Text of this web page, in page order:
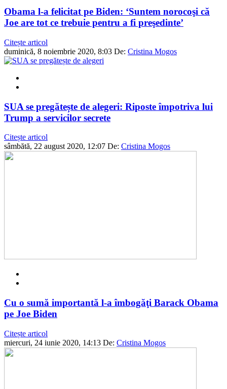
Obama l-a felicitat pe Biden: ‘Suntem norocoşi că
Joe are tot ce trebuie pentru a fi preşedinte’
Citește articol
duminică, 8 noiembrie 2020, 8:03 De: Cristina Mogos
SUA se pregătește de alegeri: Riposte împotriva lui
Trump a servicilor secrete
Citește articol
sâmbătă, 22 august 2020, 12:07 De: Cristina Mogos
Cu o sumă importantă l-a îmbogăţi Barack Obama
pe Joe Biden
Citește articol
miercuri, 24 iunie 2020, 14:13 De: Cristina Mogos